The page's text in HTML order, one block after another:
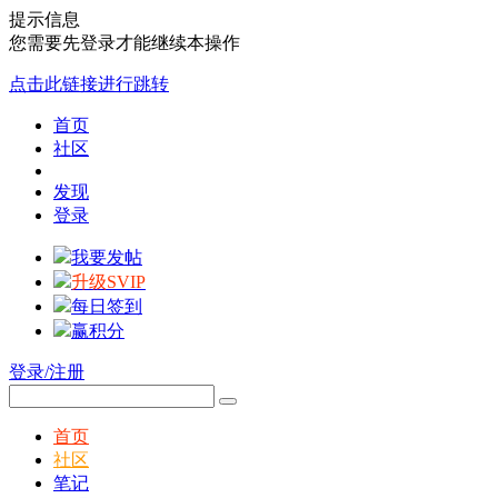
提示信息
您需要先登录才能继续本操作
点击此链接进行跳转
首页
社区
发现
登录
我要发帖
升级SVIP
每日签到
赢积分
登录/注册
首页
社区
笔记